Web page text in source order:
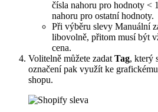
čísla nahoru pro hodnoty <
nahoru pro ostatní hodnoty.
Při výběru slevy Manuální
libovolně, přitom musí být
cena.
Volitelně můžete zadat Tag, který
označení pak využít ke
shopu.